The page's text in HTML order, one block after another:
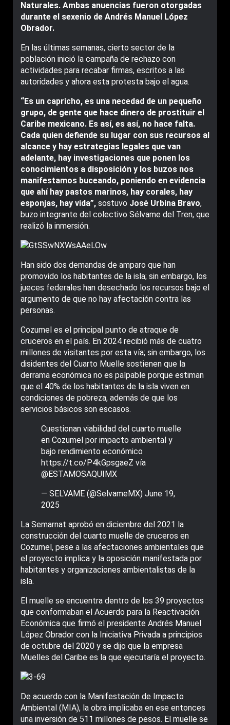
Naturales. Ambas anuencias fueron otorgadas
durante el sexenio de Andrés Manuel López
Obrador.
En las últimas semanas, cierto sector de la
población inició la campaña de rechazo con
actividades para recabar firmas, escritos a las
autoridades y ahora esta protesta bajo el agua.
“Es un capricho, es una necedad de un pequeño
grupo, de gente que hace dinero de prostituir el
Caribe mexicano. Es así, es así, no hace falta.
Cada quien defiende su lugar con sus recursos al
alcance y hay estrategias legales que van
adelante, hay investigaciones que ponen los
conocimientos a disposición y los buzos nos
manifestamos buceando, poniendo en evidencia
que ahí hay pastos marinos, hay corales, hay
esponjas, hay vida”, sostuvo José Urbina Bravo,
buzo integrante del colectivo Sélvame del Tren, que
realizó la inmersión.
Han sido dos demandas de amparo que han
promovido los habitantes de la isla; sin embargo, los
jueces federales han desechado los recursos bajo el
argumento de que no hay afectación contra las
personas.
Cozumel es el principal punto de atraque de
cruceros en el país. En 2024 recibió más de cuatro
millones de visitantes por esta vía; sin embargo, los
disidentes del Cuarto Muelle sostienen que la
derrama económica no es palpable porque estiman
que el 40% de los habitantes de la isla viven en
condiciones de pobreza, además de que los
servicios básicos son escasos.
Cuestionan viabilidad del cuarto muelle
en Cozumel por impacto ambiental y
bajo rendimiento económico
https://t.co/P4kGpsgaeZ vía
@ESTAMOSAQUIMX
— SELVAME (@SelvameMX) June 19,
2025
La Semarnat aprobó en diciembre del 2021 la
construcción del cuarto muelle de cruceros en
Cozumel, pese a las afectaciones ambientales que
el proyecto implica y la oposición manifestada por
habitantes y organizaciones ambientalistas de la
isla.
El muelle se encuentra dentro de los 39 proyectos
que conformaban el Acuerdo para la Reactivación
Económica que firmó el presidente Andrés Manuel
López Obrador con la Iniciativa Privada a principios
de octubre del 2020 y se dijo que la empresa
Muelles del Caribe es la que ejecutaría el proyecto.
De acuerdo con la Manifestación de Impacto
Ambiental (MIA), la obra implicaba en ese entonces
una inversión de 511 millones de pesos. El muelle se